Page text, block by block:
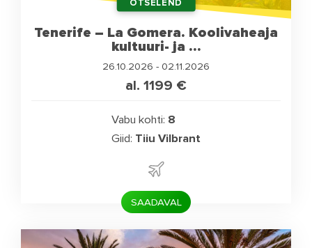
OTSELEND
Tenerife – La Gomera. Koolivaheaja
kultuuri- ja ...
26.10.2026 - 02.11.2026
al. 1199 €
Vabu kohti: 8
Giid: Tiiu Vilbrant
SAADAVAL